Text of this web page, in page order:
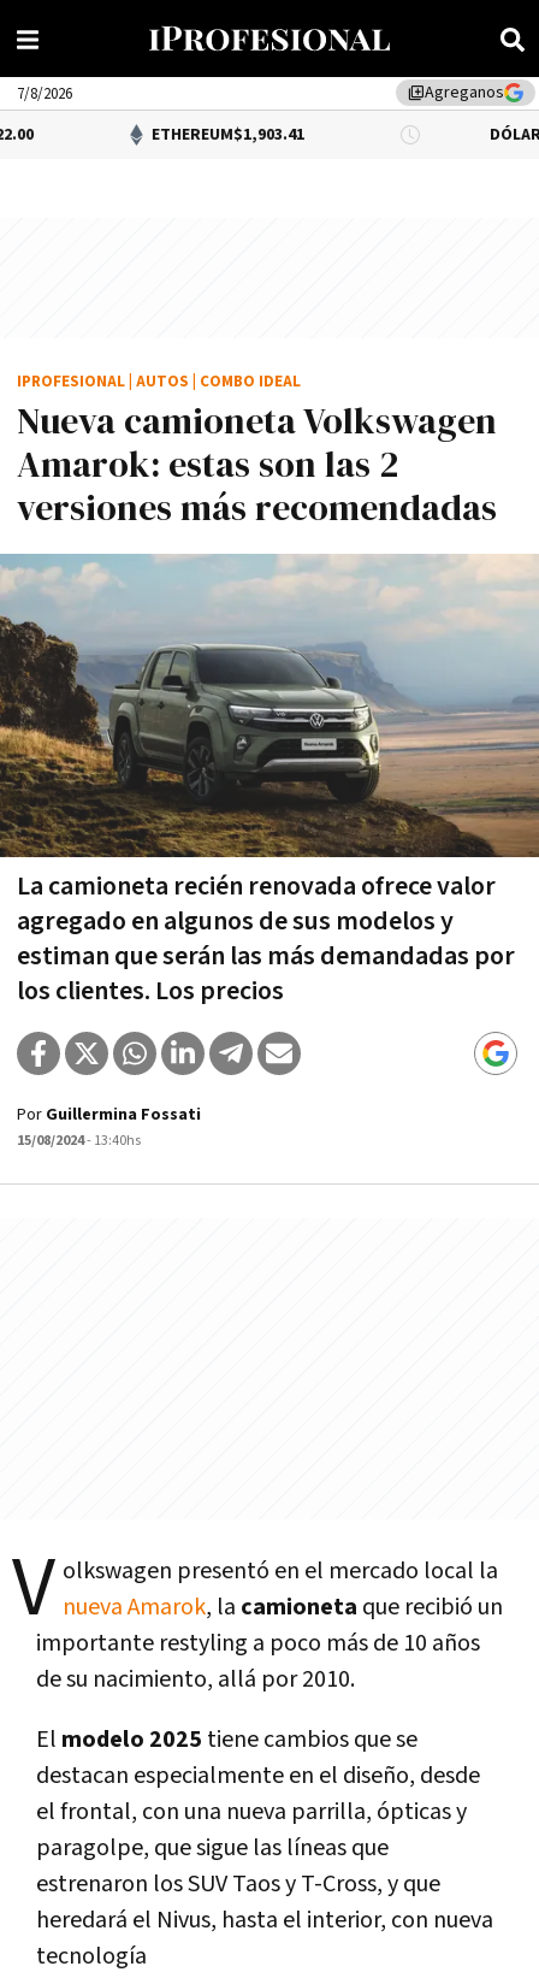
library_addAgreganos
7/8/2026
ETHEREUM$1,903.41 DÓLAR BNA
Nueva camioneta Volkswagen
Amarok: estas son las 2
versiones más recomendadas
La camioneta recién renovada ofrece valor
agregado en algunos de sus modelos y
estiman que serán las más demandadas por
los clientes. Los precios
IPROFESIONAL AUTOS COMBO IDEAL
Por Guillermina Fossati
15/08/2024- 13:40hs
V olkswagen presentó en el mercado local la
nueva Amarok, la camioneta que recibió un
importante restyling a poco más de 10 años
de su nacimiento, allá por 2010.
El modelo 2025 tiene cambios que se
destacan especialmente en el diseño, desde
el frontal, con una nueva parrilla, ópticas y
paragolpe, que sigue las líneas que
estrenaron los SUV Taos y T-Cross, y que
heredará el Nivus, hasta el interior, con nueva
tecnología